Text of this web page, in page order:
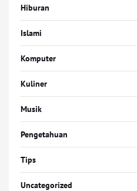
Hiburan
Islami
Komputer
Kuliner
Musik
Pengetahuan
Tips
Uncategorized